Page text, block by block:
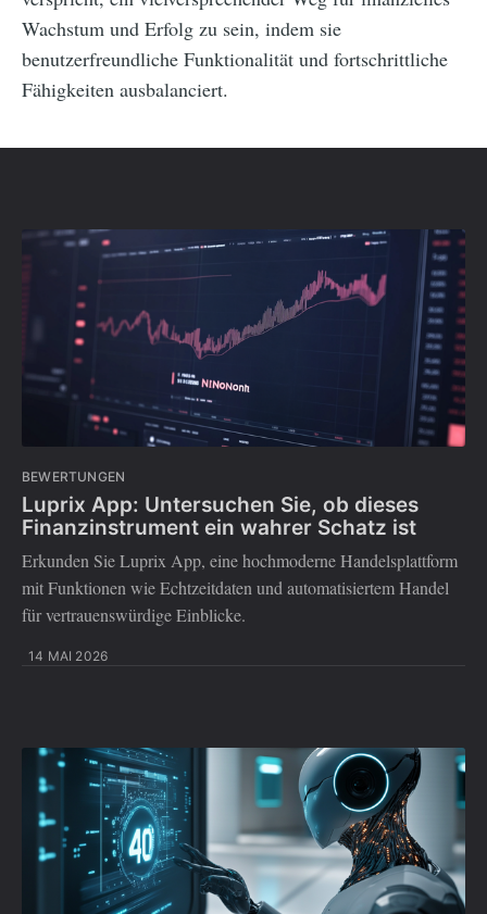
Wachstum und Erfolg zu sein, indem sie
benutzerfreundliche Funktionalität und fortschrittliche
Fähigkeiten ausbalanciert.
BEWERTUNGEN
Luprix App: Untersuchen Sie, ob dieses
Finanzinstrument ein wahrer Schatz ist
Erkunden Sie Luprix App, eine hochmoderne Handelsplattform
mit Funktionen wie Echtzeitdaten und automatisiertem Handel
für vertrauenswürdige Einblicke.
14 MAI 2026